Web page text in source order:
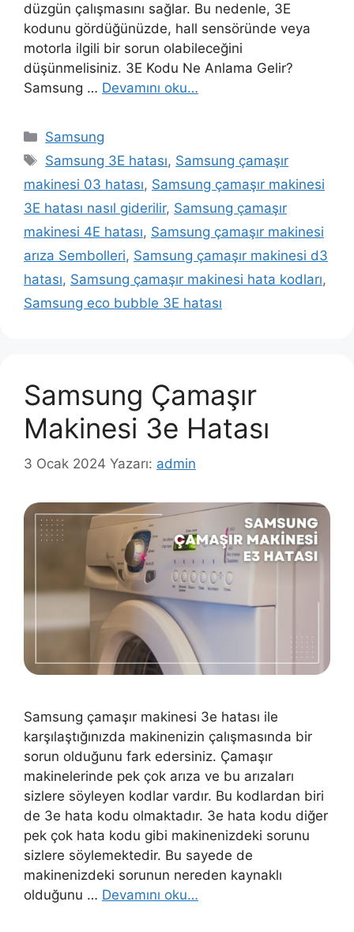
düzgün çalışmasını sağlar. Bu nedenle, 3E
kodunu gördüğünüzde, hall sensöründe veya
motorla ilgili bir sorun olabileceğini
düşünmelisiniz. 3E Kodu Ne Anlama Gelir?
Samsung … Devamını oku…
Kategoriler
Samsung
Etiketler
Samsung 3E hatası, Samsung çamaşır
makinesi 03 hatası, Samsung çamaşır makinesi
3E hatası nasıl giderilir, Samsung çamaşır
makinesi 4E hatası, Samsung çamaşır makinesi
arıza Sembolleri, Samsung çamaşır makinesi d3
hatası, Samsung çamaşır makinesi hata kodları,
Samsung eco bubble 3E hatası
Samsung Çamaşır
Makinesi 3e Hatası
3 Ocak 2024 Yazarı: admin
Samsung çamaşır makinesi 3e hatası ile
karşılaştığınızda makinenizin çalışmasında bir
sorun olduğunu fark edersiniz. Çamaşır
makinelerinde pek çok arıza ve bu arızaları
sizlere söyleyen kodlar vardır. Bu kodlardan biri
de 3e hata kodu olmaktadır. 3e hata kodu diğer
pek çok hata kodu gibi makinenizdeki sorunu
sizlere söylemektedir. Bu sayede de
makinenizdeki sorunun nereden kaynaklı
olduğunu … Devamını oku…